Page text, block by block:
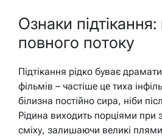
Ознаки підтікання:
повного потоку
Підтікання рідко буває
фільмів – частіше це тиха
білизна постійно сира, ніби
Рідина виходить порціями при
сміху, залишаючи великі